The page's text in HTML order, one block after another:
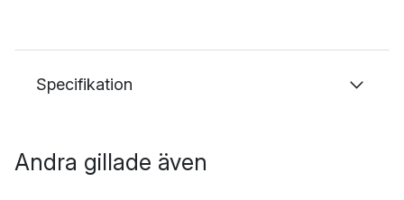
Specifikation
Andra gillade även